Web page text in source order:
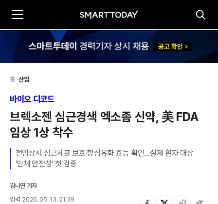
홈>산업
바이오 디코드
브렉소젠 심근경색 엑소좀 신약, 美 FDA
임상 1상 착수
전임상서 심근세포 보호·항섬유화 효능 확인…실제 환자 대상
'인체 안전성' 첫 검증
김나연 기자
입력 2026. 05. 13. 21:39